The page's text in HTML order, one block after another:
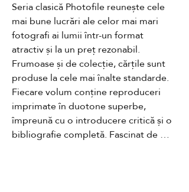
Seria clasică Photofile reunește cele
mai bune lucrări ale celor mai mari
fotografi ai lumii într-un format
atractiv și la un preț rezonabil.
Frumoase și de colecție, cărțile sunt
produse la cele mai înalte standarde.
Fiecare volum conține reproduceri
imprimate în duotone superbe,
împreună cu o introducere critică și o
bibliografie completă. Fascinat de